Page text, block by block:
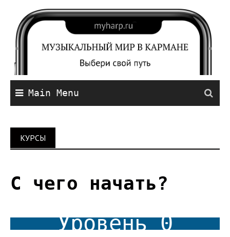
Main Menu
КУРСЫ
С чего начать?
Уровень 0